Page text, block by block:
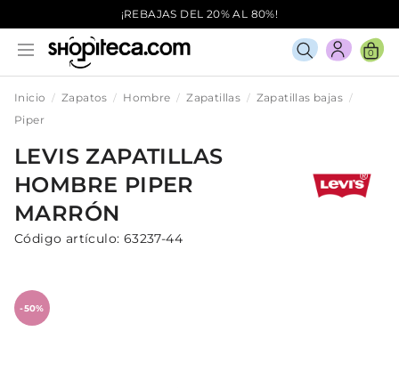
¡REBAJAS DEL 20% AL 80%!
0
Inicio Zapatos Hombre Zapatillas
Zapatillas bajas
Piper
LEVIS ZAPATILLAS
HOMBRE PIPER
MARRÓN
Código artículo: 63237-44
-50%